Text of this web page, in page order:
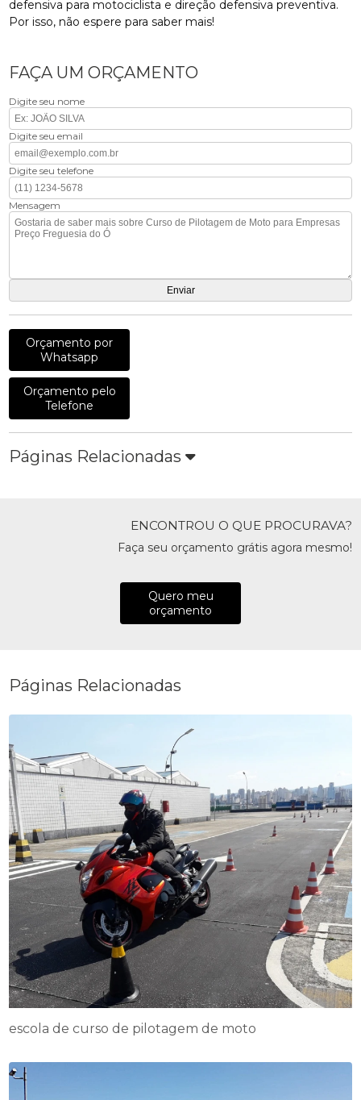
defensiva para motociclista e direção defensiva preventiva.
Por isso, não espere para saber mais!
FAÇA UM ORÇAMENTO
Digite seu nome
Digite seu email
Digite seu telefone
Mensagem
Orçamento por
Whatsapp
Orçamento pelo
Telefone
Páginas Relacionadas
ENCONTROU O QUE PROCURAVA?
Faça seu orçamento grátis agora mesmo!
Quero meu
orçamento
Páginas Relacionadas
escola de curso de pilotagem de moto